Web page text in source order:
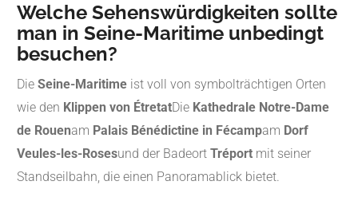
Welche Sehenswürdigkeiten sollte
man in Seine-Maritime unbedingt
besuchen?
Die Seine-Maritime ist voll von symbolträchtigen Orten
wie den Klippen von ÉtretatDie Kathedrale Notre-Dame
de Rouenam Palais Bénédictine in Fécampam Dorf
Veules-les-Rosesund der Badeort Tréport mit seiner
Standseilbahn, die einen Panoramablick bietet.